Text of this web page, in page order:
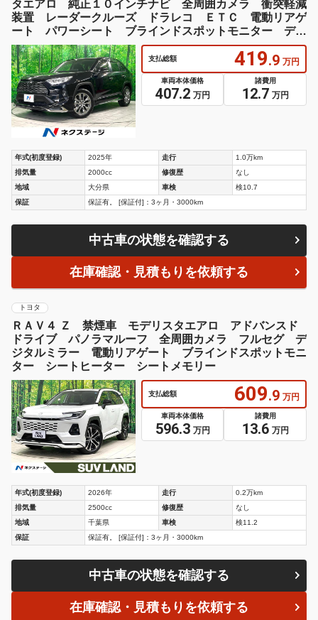
タエアロ 純正１０インチナビ 全周囲カメラ 衝突軽減
装置 レーダークルーズ ドラレコ ＥＴＣ 電動リアゲ
ート パワーシート ブラインドスポットモニター デジ
タルインナーミラー
支払総額 419.9 万円
車両本体価格
407.2 万円
諸費用
12.7 万円
年式(初度登録) 2025年 走行
1.0万km
排気量
2000cc 修復歴
なし
地域
大分県 車検
検10.7
保証
保証有。 [保証付]：3ヶ月・3000km
中古車の状態を確認する
在庫確認・見積もりを依頼する
トヨタ
ＲＡＶ４ Ｚ 禁煙車 モデリスタエアロ アドバンスド
ドライブ パノラマルーフ 全周囲カメラ フルセグ デ
ジタルミラー 電動リアゲート ブラインドスポットモニ
ター シートヒーター シートメモリー
支払総額 609.9 万円
車両本体価格
596.3 万円
諸費用
13.6 万円
年式(初度登録) 2026年 走行
0.2万km
排気量
2500cc 修復歴
なし
地域
千葉県 車検
検11.2
保証
保証有。 [保証付]：3ヶ月・3000km
中古車の状態を確認する
在庫確認・見積もりを依頼する